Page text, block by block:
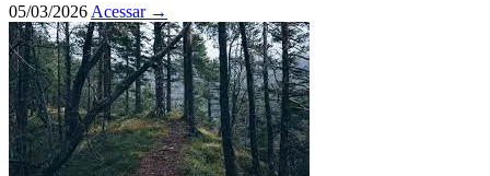
05/03/2026 Acessar →